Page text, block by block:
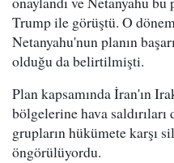
Trump ile görüştü. O
Netanyahu'nun planın
olduğu da belirtilmişti.
Plan kapsamında İran'ın
bölgelerine hava
grupların hükümete karşı
öngörülüyordu.